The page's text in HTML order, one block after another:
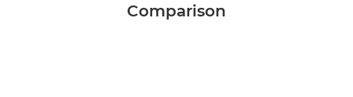
Comparison